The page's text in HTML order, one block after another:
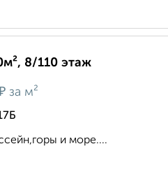
8/110 этаж
за м²
и море....